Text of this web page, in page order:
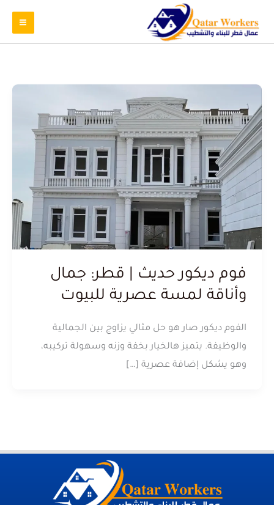
فوم ديكور حديث | قطر: جمال
وأناقة لمسة عصرية للبيوت
الفوم ديكور صار هو حل مثالي يزاوج بين الجمالية
والوظيفة. يتميز هالخيار بخفة وزنه وسهولة تركيبه،
وهو يشكل إضافة عصرية […]